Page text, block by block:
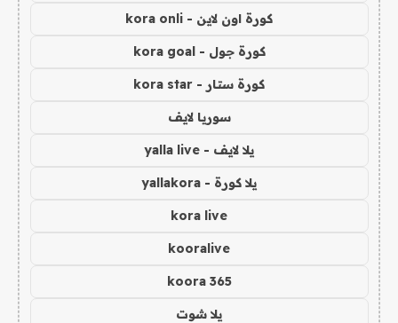
كورة اون لاين - kora onli
كورة جول - kora goal
كورة ستار - kora star
سوريا لايف
يلا لايف - yalla live
يلا كورة - yallakora
kora live
kooralive
koora 365
يلا شوت